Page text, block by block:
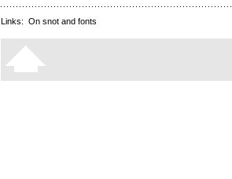
Links: On snot and fonts